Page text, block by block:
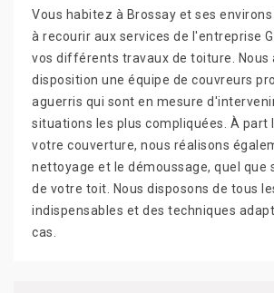
Vous habitez à Brossay et ses
à recourir aux services de l'entreprise
vos différents travaux de toiture. Nous
disposition une équipe de couvreurs
aguerris qui sont en mesure
situations les plus compliquées. À part
votre couverture, nous réalisons
nettoyage et le démoussage, quel que
de votre toit. Nous disposons de tous
indispensables et des techniques
cas.